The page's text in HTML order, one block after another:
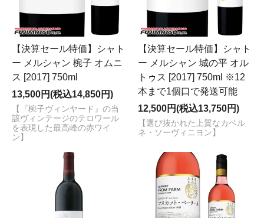
【決算セール特価】シャト
ー メルシャン 椀子 オムニ
ス [2017] 750ml
13,500円(税込14,850円)
【『椀子ヴィンヤード』の当
該ヴィンテージのテロワール
を表現した最高峰の赤ワイ
ン】
【決算セール特価】シャト
ー メルシャン 城の平 オル
トゥス [2017] 750ml ※12
本まで1個口で発送可能
12,500円(税込13,750円)
【選び抜かれた上質なカベル
ネ・ソーヴィニヨン】